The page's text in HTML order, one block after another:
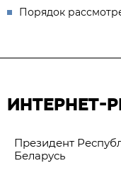
Порядок
ИНТЕРНЕТ-
Президент
Беларусь